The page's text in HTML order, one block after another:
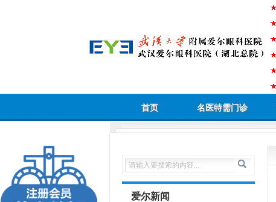
首页 名医特需门诊
爱尔新闻